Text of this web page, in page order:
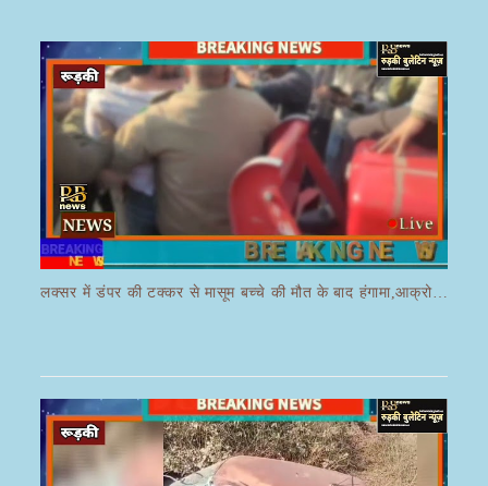
लक्सर में डंपर की टक्कर से मासूम बच्चे की मौत के बाद हंगामा,आक्रोशित भीड़ ने डंपर चालक की करी पिटाई